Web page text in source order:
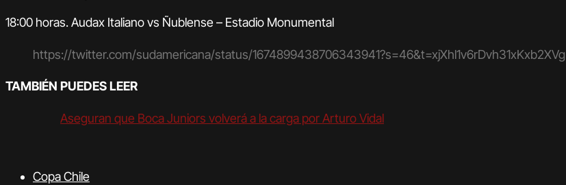
18:00 horas. Audax Italiano vs Ñublense – Estadio Monumental
https://twitter.com/sudamericana/status/1674899438706343941?s=46&t=xjXhl1v6rDvh31xKxb2XVg
TAMBIÉN PUEDES LEER
Aseguran que Boca Juniors volverá a la carga por Arturo Vidal
Copa Chile